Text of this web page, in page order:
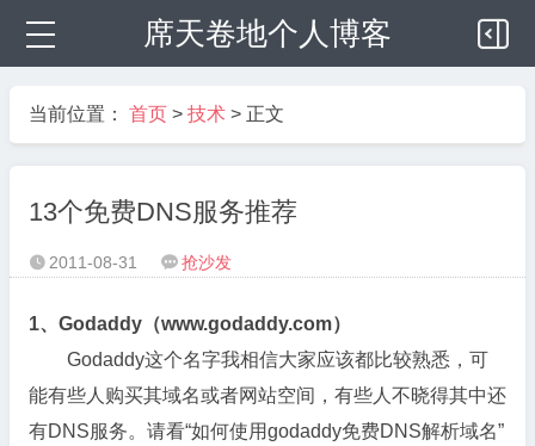
席天卷地个人博客
当前位置： 首页 > 技术 > 正文
13个免费DNS服务推荐
 2011-08-31  抢沙发
1、Godaddy（www.godaddy.com）
Godaddy这个名字我相信大家应该都比较熟悉，可
能有些人购买其域名或者网站空间，有些人不晓得其中还
有DNS服务。请看“如何使用godaddy免费DNS解析域名”